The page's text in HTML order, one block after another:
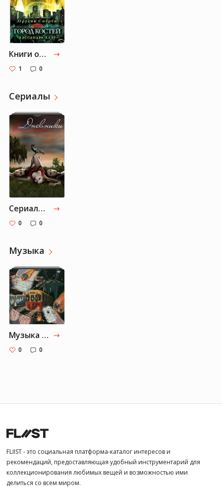
Книги от Margarita-nіkolayeva: Часть 1
1 0
Cериалы
Cериалы от Margaret-black: Часть 1
0 0
Музыка
Музыка от Margaret-black: Часть 1
0 0
FLIIST - это социальная платформа-каталог интересов и
рекомендаций, предоставляющая удобный инструментарий для
коллекционирования любимых вещей и возможностью ими
делиться со всем миром.